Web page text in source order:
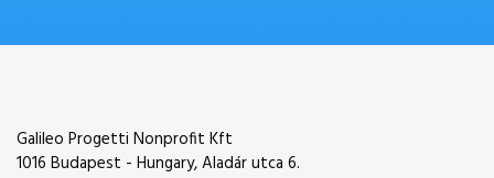
Galileo Progetti Nonprofit Kft
1016 Budapest - Hungary, Aladár utca 6.